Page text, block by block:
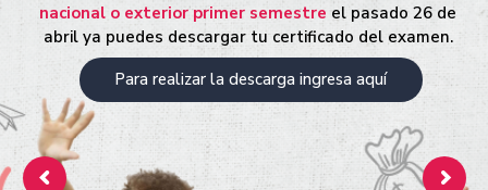
Para realizar la descarga ingresa aquí
nacional o exterior primer semestre el pasado 26 de
abril ya puedes descargar tu certificado del examen.